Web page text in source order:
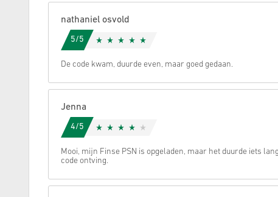
Annuleren
nathaniel osvold
5/5
De code kwam, duurde even, maar goed gedaan.
Jenna
4/5
Mooi, mijn Finse PSN is opgeladen, maar het duurde iets
code ontving.